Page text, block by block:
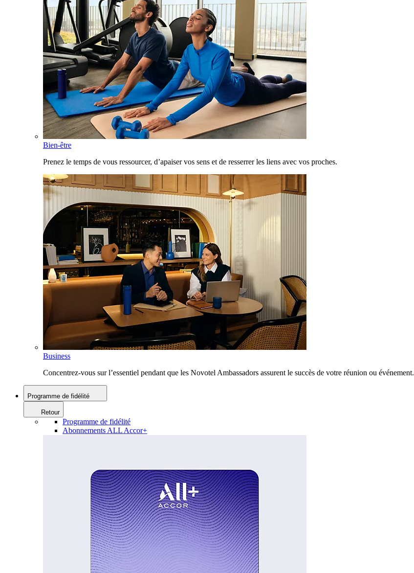
Bien-être
Prenez le temps de vous ressourcer, d’apaiser vos sens et de resserrer les liens avec vos proches.
Business
Concentrez-vous sur l’essentiel pendant que les Novotel Ambassadors assurent le succès de votre réunion ou événement.
Programme de fidélité
Retour
Programme de fidélité
Abonnements ALL Accor+